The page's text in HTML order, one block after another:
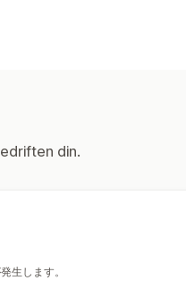
din.
生します。